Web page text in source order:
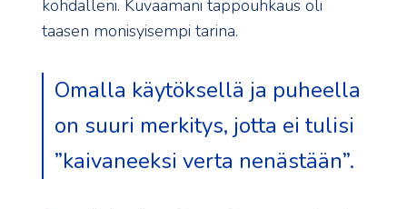
kohdalleni. Kuvaamani tappouhkaus oli
taasen monisyisempi tarina.
Omalla käytöksellä ja puheella
on suuri merkitys, jotta ei tulisi
”kaivaneeksi verta nenästään”.